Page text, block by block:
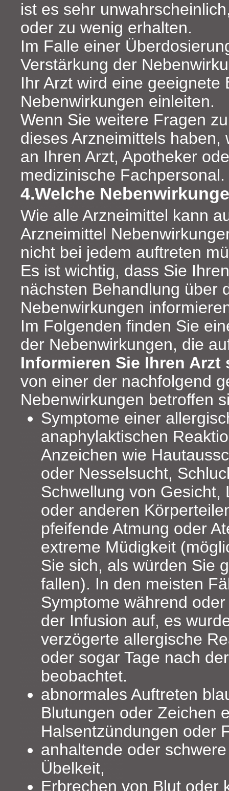
ist es sehr
oder zu wenig erhalten.
Im Falle einer
Verstärkung der
Ihr Arzt wird eine geeignete
Nebenwirkungen einleiten.
Wenn Sie weitere Fragen
dieses Arzneimittels haben,
an Ihren Arzt, Apotheker
medizinische Fachpersonal.
4.Welche
Wie alle Arzneimittel kann
Arzneimittel
nicht bei jedem auftreten
Es ist wichtig, dass Sie
nächsten Behandlung über
Nebenwirkungen
Im Folgenden finden Sie
der Nebenwirkungen, die
Informieren Sie Ihren Arzt
von einer der nachfolgend
Nebenwirkungen betroffen
Symptome einer
anaphylaktischen
Anzeichen wie
oder Nesselsucht,
Schwellung von Gesicht,
oder anderen
pfeifende Atmung oder
extreme Müdigkeit
Sie sich, als würden Sie
fallen). In den meisten
Symptome während
der Infusion auf, es
verzögerte allergische
oder sogar Tage nach
beobachtet.
abnormales Auftreten
Blutungen oder Zeichen
Halsentzündungen oder
anhaltende oder
Übelkeit,
Erbrechen von Blut oder